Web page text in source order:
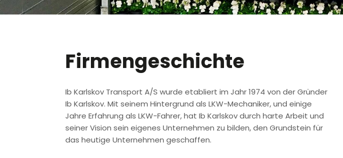
Firmengeschichte
​Ib Karlskov Transport A/S wurde etabliert im Jahr 1974 von der Gründer
Ib Karlskov. Mit seinem Hintergrund als LKW-Mechaniker, und einige
Jahre Erfahrung als LKW-Fahrer, hat Ib Karlskov durch harte Arbeit und
seiner Vision sein eigenes Unternehmen zu bilden, den Grundstein für
das heutige Unternehmen geschaffen.